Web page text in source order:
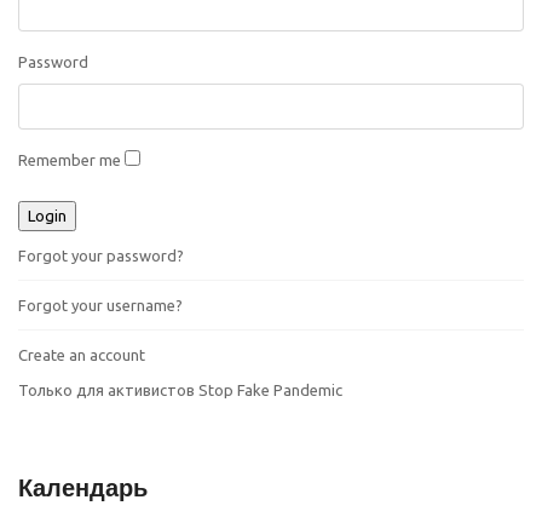
Password
Remember me
Forgot your password?
Forgot your username?
Create an account
Только для активистов Stop Fake Pandemic
Календарь